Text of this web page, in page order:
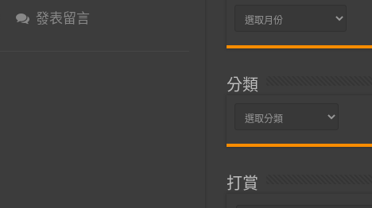
發表留言
彙
分類
分
打賞